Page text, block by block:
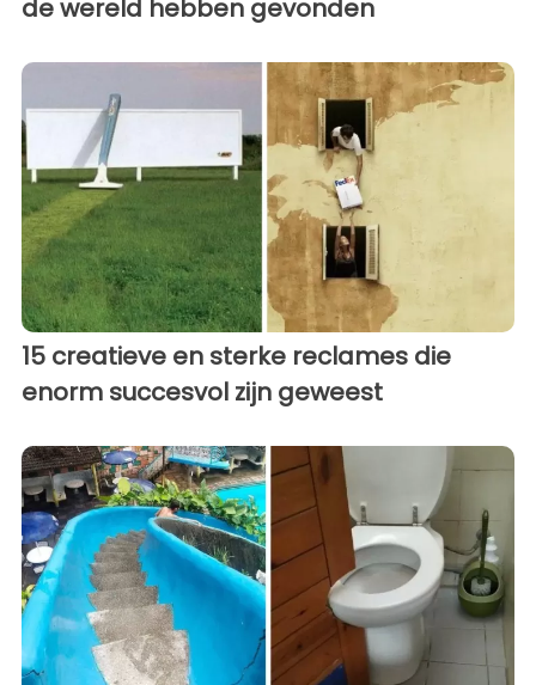
de wereld hebben gevonden
15 creatieve en sterke reclames die
enorm succesvol zijn geweest